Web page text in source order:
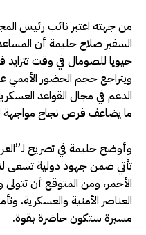
من جهته اعتبر نائب رئيس
السفير صلاح حليمة أن
حيويا للصومال في وقت تتزايد
ويتراجع حجم الحضور الأممي
الدعم في مجال القواعد
ما يضاعف فرص نجاح مواجهة
وأوضح حليمة في تصريح
تأتي ضمن جهود دولية تسعى
الأحمر، ومن المتوقع أن
العناصر الأمنية والعسكرية،
مسيرة ستكون حاضرة بقوة.